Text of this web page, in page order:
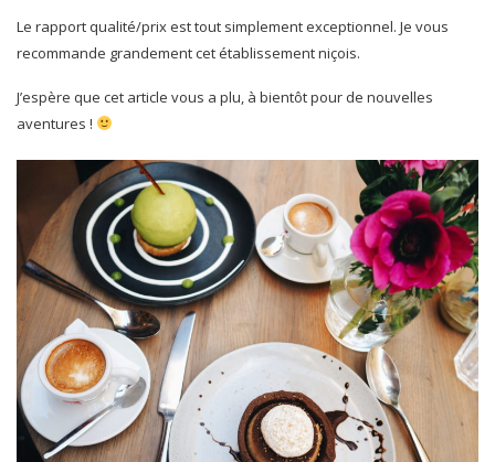
Le rapport qualité/prix est tout simplement exceptionnel. Je vous
recommande grandement cet établissement niçois.
J’espère que cet article vous a plu, à bientôt pour de nouvelles
aventures !